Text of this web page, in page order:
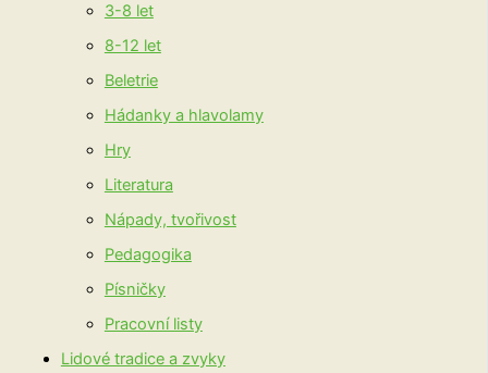
3-8 let
8-12 let
Beletrie
Hádanky a hlavolamy
Hry
Literatura
Nápady, tvořivost
Pedagogika
Písničky
Pracovní listy
Lidové tradice a zvyky